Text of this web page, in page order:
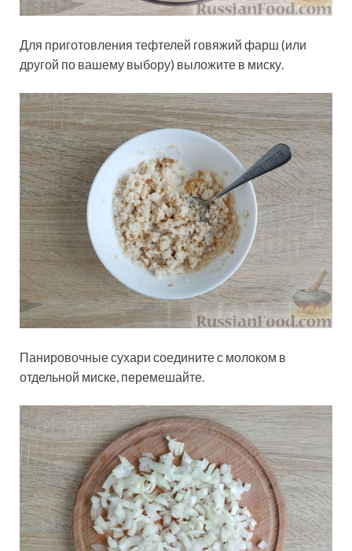
Для приготовления тефтелей говяжий фарш (или
другой по вашему выбору) выложите в миску.
Панировочные сухари соедините с молоком в
отдельной миске, перемешайте.